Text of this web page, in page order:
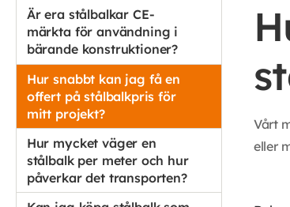
Är era stålbalkar CE-
märkta för användning i
bärande konstruktioner?
Hur snabbt kan jag få en
offert på stålbalkpris för
mitt projekt?
Hur mycket väger en
stålbalk per meter och hur
påverkar det transporten?
Vårt
eller